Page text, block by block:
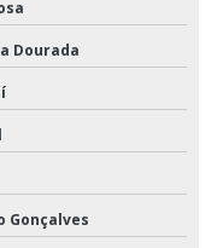
Dourada
Gonçalves